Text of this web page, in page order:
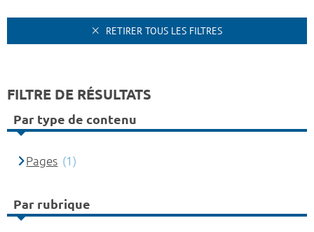
RETIRER TOUS LES FILTRES
FILTRE DE RÉSULTATS
Par type de contenu
Pages (1)
Par rubrique